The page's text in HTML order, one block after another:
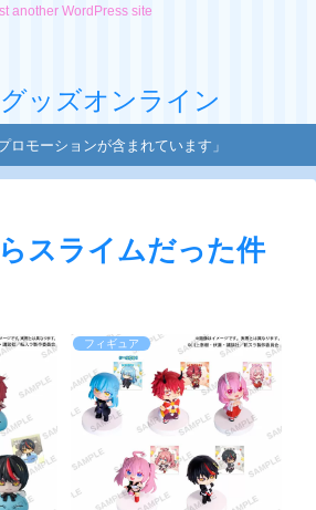
another WordPress site
ッズオンライン
ロモーションが含まれています」
スライムだった件
フィギュア